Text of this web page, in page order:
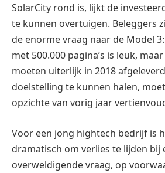
SolarCity rond is, lijkt de
te kunnen overtuigen. Beleggers
de enorme vraag naar de Model
met 500.000 pagina’s is leuk, maar
moeten uiterlijk in 2018
doelstelling te kunnen halen,
opzichte van vorig jaar
Voor een jong hightech bedrijf is
dramatisch om verlies te lijden bij
overweldigende vraag, op